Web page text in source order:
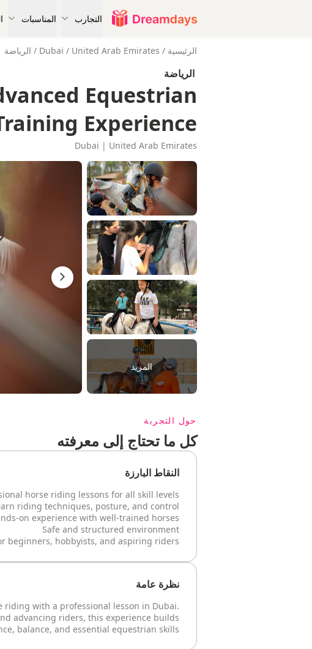
التجارب المناسبات
الرئيسية /
United Arab Emirates
/
Dubai
/ الرياضة
الرياضة
Equestrian
Experience
Dubai | United Arab Emirates
المزيد
حول التجربة
كل ما تحتاج إلى معرفته
النقاط البارزة
horse riding lessons for all skill levels
riding techniques, posture, and control
on experience with well-trained horses
Safe and structured environment
beginners, hobbyists, and aspiring riders
نظرة عامة
riding with a professional lesson in Dubai.
advancing riders, this experience builds
balance, and essential equestrian skills.